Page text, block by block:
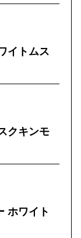
イトムス
クキンモ
ホワイト